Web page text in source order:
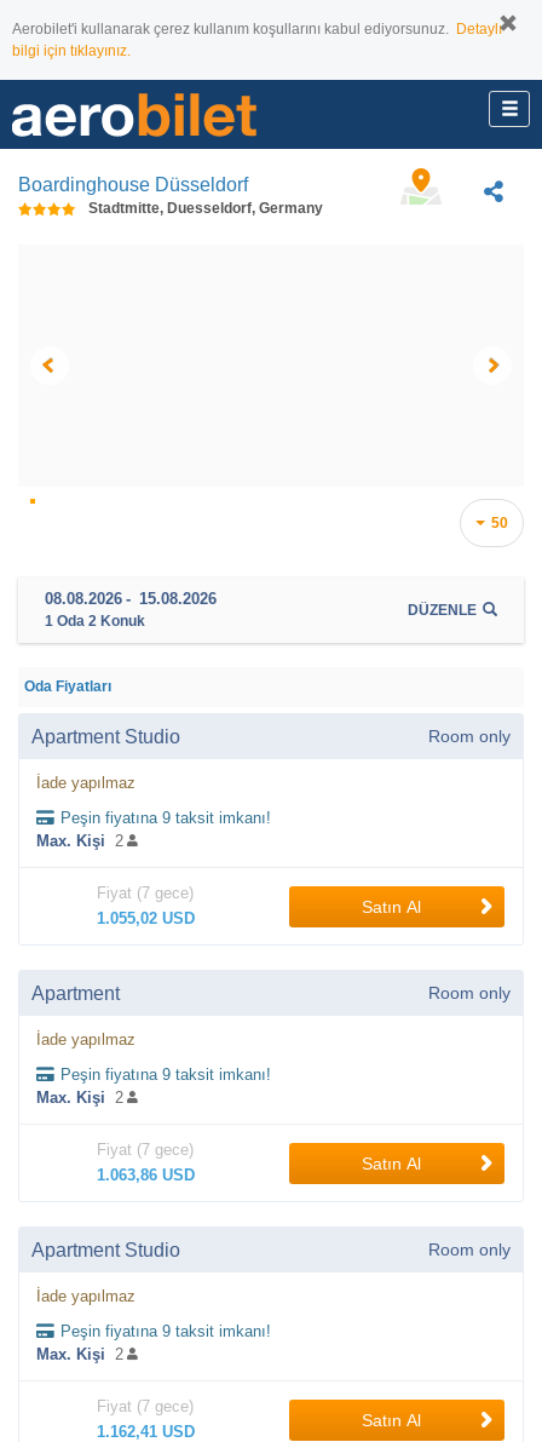
Aerobilet'i kullanarak çerez kullanım koşullarını kabul ediyorsunuz. Detaylı
bilgi için tıklayınız.
Boardinghouse Düsseldorf
Stadtmitte, Duesseldorf, Germany
50
08.08.2026 - 15.08.2026
1 Oda 2 Konuk
DÜZENLE
Oda Fiyatları
Apartment Studio Room only
İade yapılmaz
Peşin fiyatına 9 taksit imkanı!
Max. Kişi 2
Fiyat (7 gece)
1.055,02 USD
Satın Al
Apartment Room only
İade yapılmaz
Peşin fiyatına 9 taksit imkanı!
Max. Kişi 2
Fiyat (7 gece)
1.063,86 USD
Satın Al
Apartment Studio Room only
İade yapılmaz
Peşin fiyatına 9 taksit imkanı!
Max. Kişi 2
Fiyat (7 gece)
1.162,41 USD
Satın Al